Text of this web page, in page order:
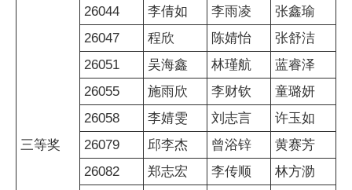
三等奖
26044
李倩如 李雨凌
张鑫瑜
26047
程欣 陈婧怡
张舒洁
26051
吴海鑫 林瑾航
蓝睿泽
26055
施雨欣 李财钦
童璐妍
26058
李婧雯 刘志言
许玉如
26079
邱李杰 曾浴锌
黄赛芳
26082
郑志宏 李传顺
林方泐